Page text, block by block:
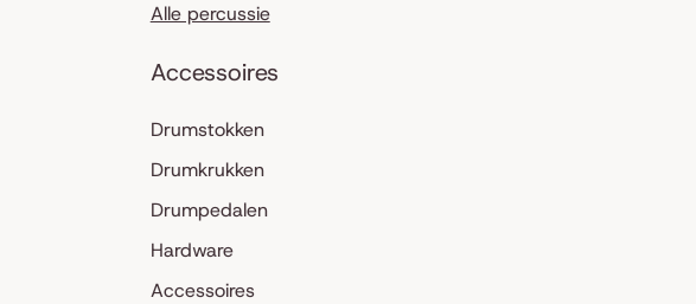
Alle percussie
Accessoires
Drumstokken
Drumkrukken
Drumpedalen
Hardware
Accessoires